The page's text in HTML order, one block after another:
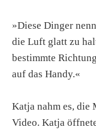
»Diese Dinger
die Luft glatt zu
bestimmte
auf das Handy.«
Katja nahm es, die
Video. Katja